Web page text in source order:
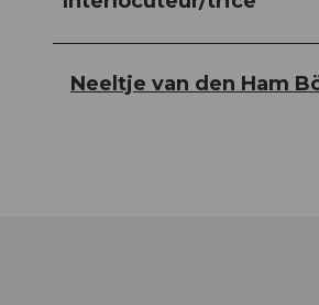
Neeltje van den Ham